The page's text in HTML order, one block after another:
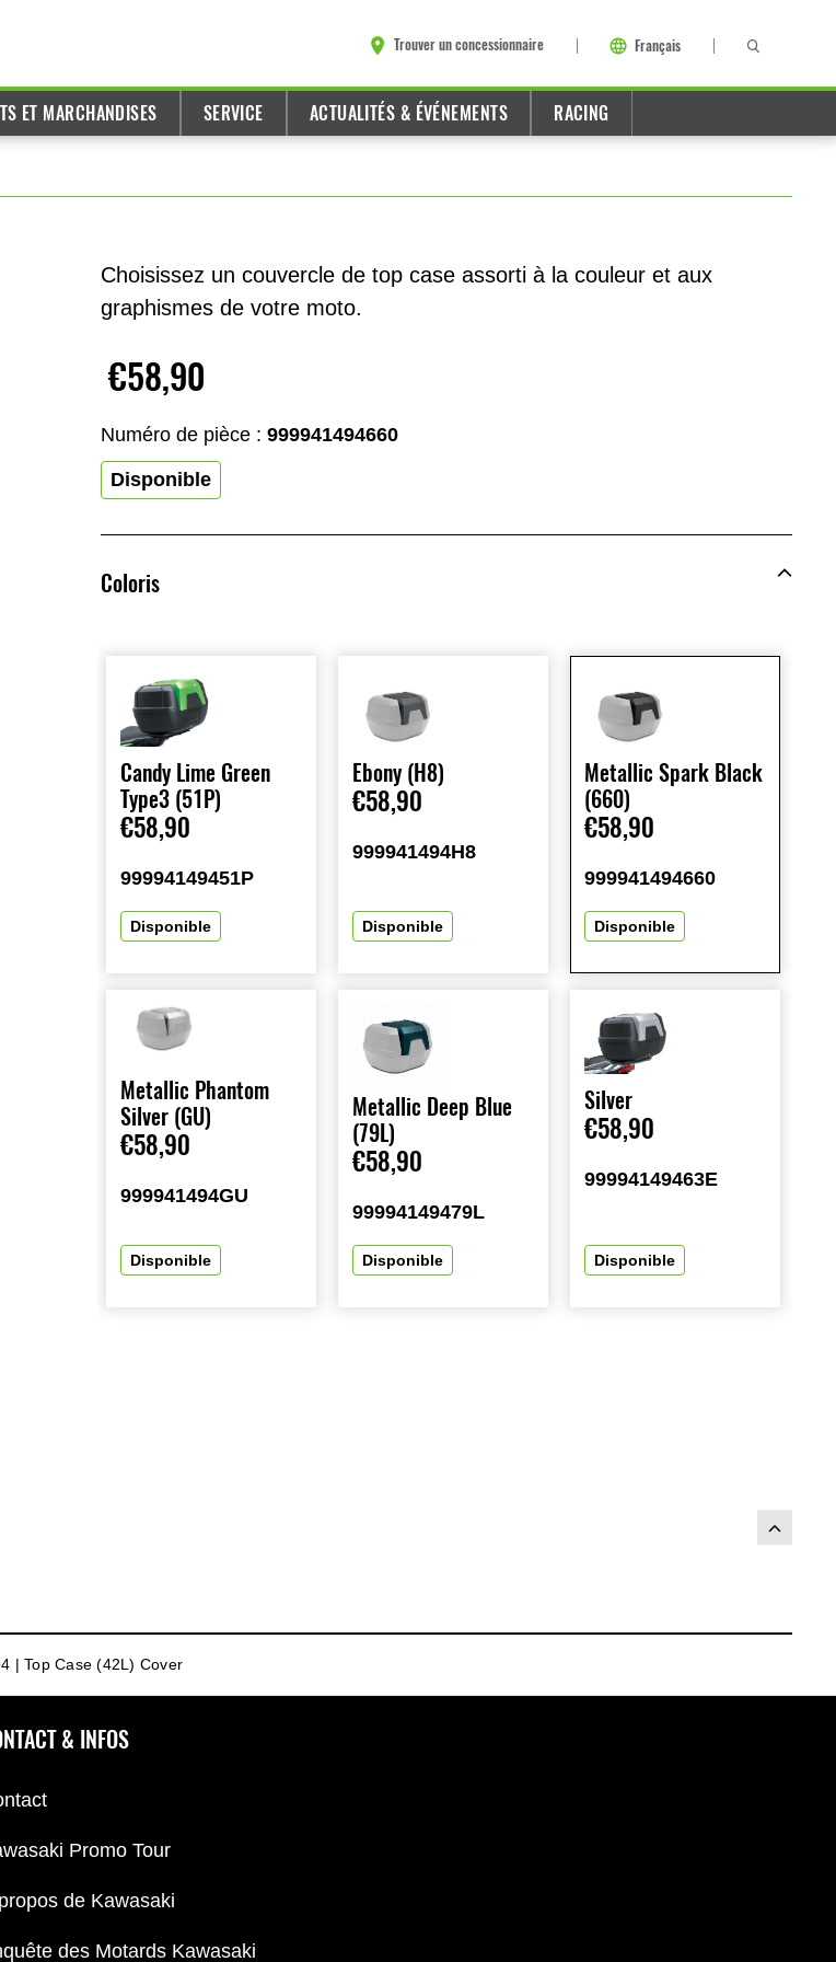
Trouver un concessionnaire Français
ET MARCHANDISES SERVICE ACTUALITÉS & ÉVÉNEMENTS RACING
Choisissez un couvercle de top case assorti à la couleur et aux
graphismes de votre moto.
€58,90
Numéro de pièce : 999941494660
Disponible
Coloris
Candy Lime Green
Type3 (51P)
€58,90
99994149451P
Disponible
Ebony (H8)
€58,90
999941494H8
Disponible
Metallic Spark Black
(660)
€58,90
999941494660
Disponible
Metallic Phantom
Silver (GU)
€58,90
999941494GU
Disponible
Metallic Deep Blue
(79L)
€58,90
99994149479L
Disponible
Silver
€58,90
99994149463E
Disponible
| Top Case (42L) Cover
& INFOS
Promo Tour
de Kawasaki
des Motards Kawasaki